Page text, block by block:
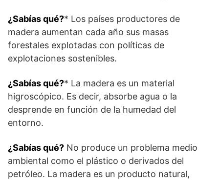
¿Sabías qué?* Los países productores de
madera aumentan cada año sus masas
forestales explotadas con políticas de
explotaciones sostenibles.
¿Sabías qué?* La madera es un material
higroscópico. Es decir, absorbe agua o la
desprende en función de la humedad del
entorno.
¿Sabías qué? No produce un problema medio
ambiental como el plástico o derivados del
petróleo. La madera es un producto natural,